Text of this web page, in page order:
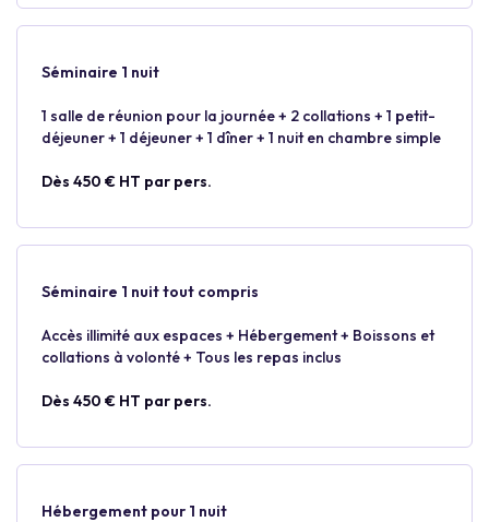
Séminaire 1 nuit
1 salle de réunion pour la journée + 2 collations + 1 petit-
déjeuner + 1 déjeuner + 1 dîner + 1 nuit en chambre simple
Dès 450 € HT par pers.
Séminaire 1 nuit tout compris
Accès illimité aux espaces + Hébergement + Boissons et
collations à volonté + Tous les repas inclus
Dès 450 € HT par pers.
Hébergement pour 1 nuit